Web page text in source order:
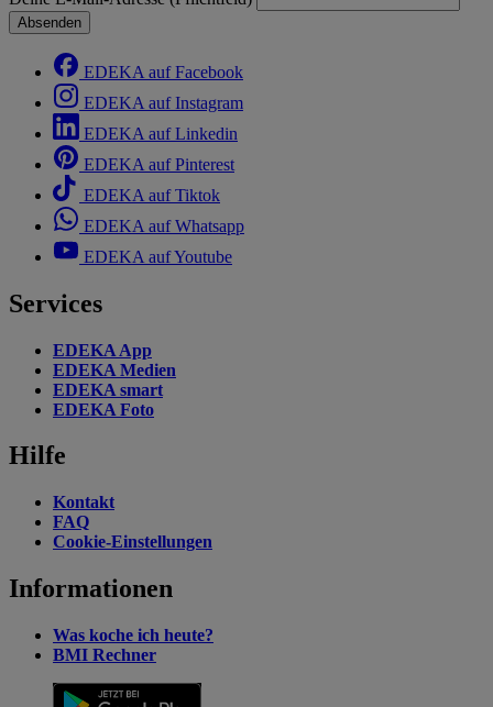
Absenden
EDEKA auf Facebook
EDEKA auf Instagram
EDEKA auf Linkedin
EDEKA auf Pinterest
EDEKA auf Tiktok
EDEKA auf Whatsapp
EDEKA auf Youtube
Services
EDEKA App
EDEKA Medien
EDEKA smart
EDEKA Foto
Hilfe
Kontakt
FAQ
Cookie-Einstellungen
Informationen
Was koche ich heute?
BMI Rechner